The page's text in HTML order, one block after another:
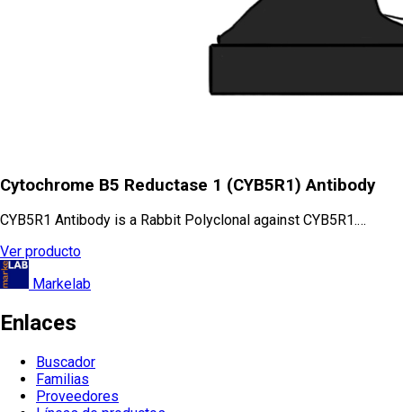
Cytochrome B5 Reductase 1 (CYB5R1) Antibody
CYB5R1 Antibody is a Rabbit Polyclonal against CYB5R1.…
Ver producto
Markelab
Enlaces
Buscador
Familias
Proveedores